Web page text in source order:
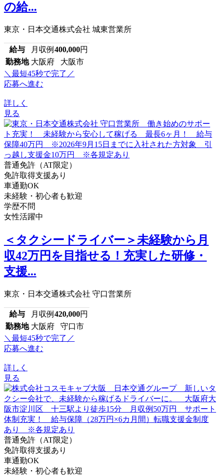
の給...
東京・日本交通株式会社 城東営業所
給与 月収例 400,000円
勤務地 大阪府 大阪市
＼最短45秒で完了／
応募へ進む
詳しく
見る
普通免許（AT限定）
免許取得支援あり
車通勤OK
未経験・初心者も歓迎
学歴不問
女性活躍中
＜タクシードライバー＞未経験から月
収42万円を目指せる！充実した研修・
支援...
東京・日本交通株式会社 守口営業所
給与 月収例 420,000円
勤務地 大阪府 守口市
＼最短45秒で完了／
応募へ進む
詳しく
見る
普通免許（AT限定）
免許取得支援あり
車通勤OK
未経験・初心者も歓迎